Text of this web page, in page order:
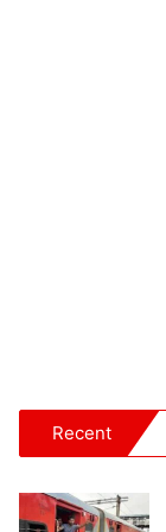
Recent